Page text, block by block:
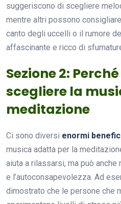
suggeriscono di scegliere
mentre altri possono
canto degli uccelli o il rumore
affascinante e ricco di
Sezione 2:
scegliere la
meditazione
Ci sono diversi enormi
musica adatta per la
aiuta a rilassarsi, ma può
e l’autoconsapevolezza. Ad
dimostrato che le persone che